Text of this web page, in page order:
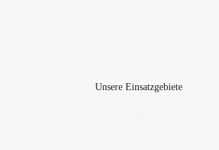
Unsere Einsatzgebiete